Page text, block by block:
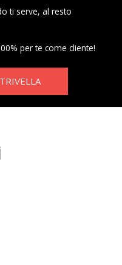
ti serve, al resto
per te come cliente!